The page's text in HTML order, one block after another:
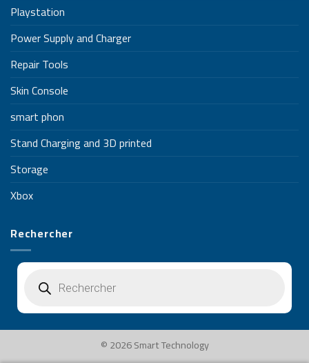
Playstation
Power Supply and Charger
Repair Tools
Skin Console
smart phon
Stand Charging and 3D printed
Storage
Xbox
Rechercher
produits
© 2026 Smart Technology